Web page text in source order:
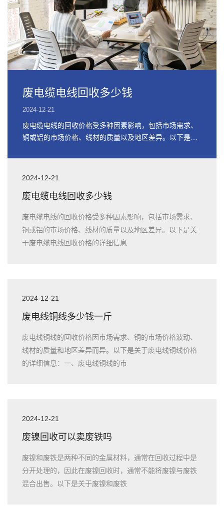
废电缆电线回收多少钱
2024-12-21
废电缆电线的回收价格受多种因素影响，包括市场需求、
铜或铝的市场价格、线材的质量以及地区差异。以下是关
2024-12-21
废电缆电线回收多少钱
废电缆电线的回收价格受多种因素影响，包括市场需求、
铜或铝的市场价格、线材的质量以及地区差异。以下是关
于废电缆电线回收价格的详细信息
2024-12-21
废电线铜线多少钱一斤
废电线铜线的回收价格因市场需求、铜的市场价格波动、
线材的质量和地区差异而异。以下是关于废电线铜线价格
的详细信息：一、废电线铜线的市
2024-12-21
废镍回收可以卖废铁吗
废镍和废铁是两种不同的金属材料，通常在回收过程中是
分开处理的，因此在废镍回收时，通常不能将废镍与废铁
混合出售。以下是关于废镍和废铁